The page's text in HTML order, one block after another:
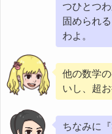
つひとつ
固められ
わよ。
他の数学
いし、超
ちなみに